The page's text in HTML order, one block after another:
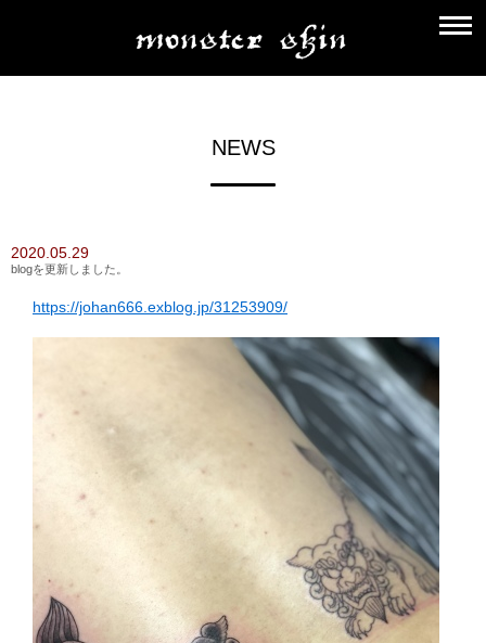
NEWS
2020.05.29
blogを更新しました。
https://johan666.exblog.jp/31253909/